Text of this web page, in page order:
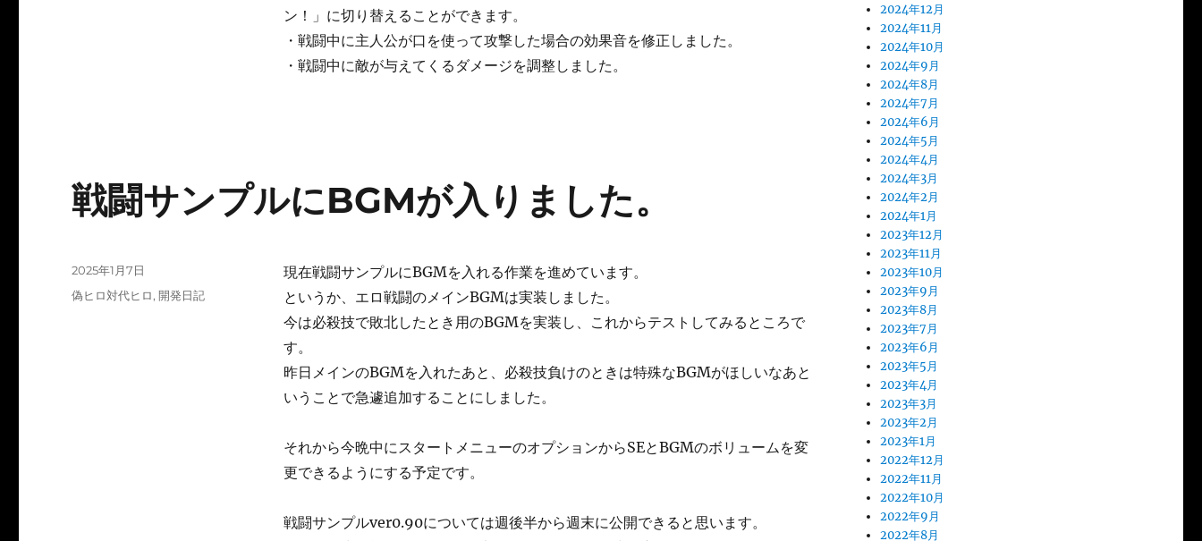
ン！」に切り替えることができます。
・戦闘中に主人公が口を使って攻撃した場合の効果音を修正しました。
・戦闘中に敵が与えてくるダメージを調整しました。
戦闘サンプルにBGMが入りました。
現在戦闘サンプルにBGMを入れる作業を進めています。
というか、エロ戦闘のメインBGMは実装しました。
今は必殺技で敗北したとき用のBGMを実装し、これからテストしてみるところで
す。
昨日メインのBGMを入れたあと、必殺技負けのときは特殊なBGMがほしいなあと
いうことで急遽追加することにしました。
それから今晩中にスタートメニューのオプションからSEとBGMのボリュームを変
更できるようにする予定です。
戦闘サンプルver0.90については週後半から週末に公開できると思います。
投
稿
2025年1月7日
カ
偽ヒロ対代ヒロ, 開発日記
2024年12月
2024年11月
2024年10月
2024年9月
2024年8月
2024年7月
2024年6月
2024年5月
2024年4月
2024年3月
2024年2月
2024年1月
2023年12月
2023年11月
2023年10月
2023年9月
2023年8月
2023年7月
2023年6月
2023年5月
2023年4月
2023年3月
2023年2月
2023年1月
2022年12月
2022年11月
2022年10月
2022年9月
2022年8月